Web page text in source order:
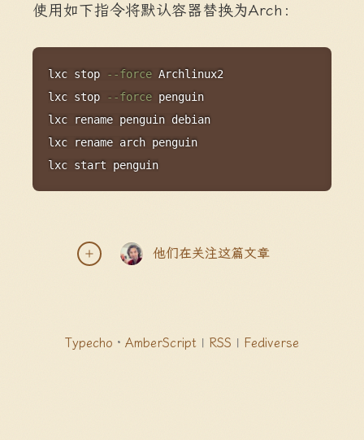
使用如下指令将默认容器替换为Arch：
lxc stop --force Archlinux2
lxc stop
--force penguin
lxc
rename penguin debian
lxc
rename arch penguin
lxc start penguin
他们在关注这篇文章
Typecho · AmberScript | RSS | Fediverse